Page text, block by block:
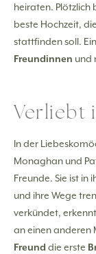
heiraten. Plötzlich
beste Hochzeit,
stattfinden soll.
Freundinnen und
Verliebt
In der
Monaghan und
Freunde. Sie ist
und ihre Wege
verkündet,
an einen anderen
Freund die erste